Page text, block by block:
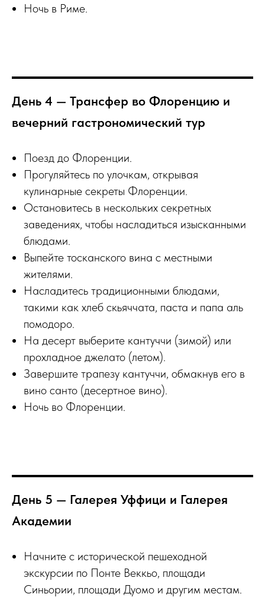
Ночь в Риме.
День 4 — Трансфер во Флоренцию и
вечерний гастрономический тур
Поезд до Флоренции.
Прогуляйтесь по улочкам, открывая
кулинарные секреты Флоренции.
Остановитесь в нескольких секретных
заведениях, чтобы насладиться изысканными
блюдами.
Выпейте тосканского вина с местными
жителями.
Насладитесь традиционными блюдами,
такими как хлеб скьяччата, паста и папа аль
помодоро.
На десерт выберите кантуччи (зимой) или
прохладное джелато (летом).
Завершите трапезу кантуччи, обмакнув его в
вино санто (десертное вино).
Ночь во Флоренции.
День 5 — Галерея Уффици и Галерея
Академии
Начните с исторической пешеходной
экскурсии по Понте Веккьо, площади
Синьории, площади Дуомо и другим местам.